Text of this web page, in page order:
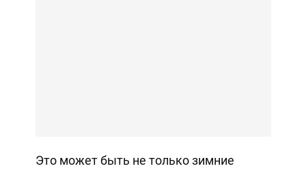
Это может быть не только зимние